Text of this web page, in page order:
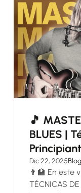
🎵
BLUES |
Dic 22, 2025Blog
👨‍🏫 En este
TÉCNICAS